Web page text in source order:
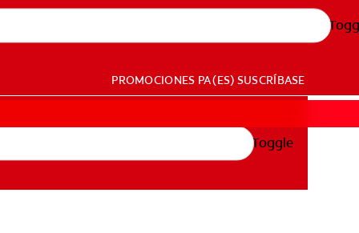
PROMOCIONES PA (ES) SUSCRÍBASE
Toggle